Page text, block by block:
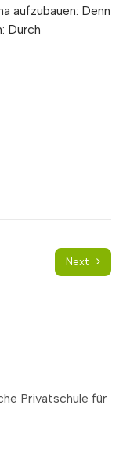
aufzubauen: Denn
Durch
Next
Privatschule für